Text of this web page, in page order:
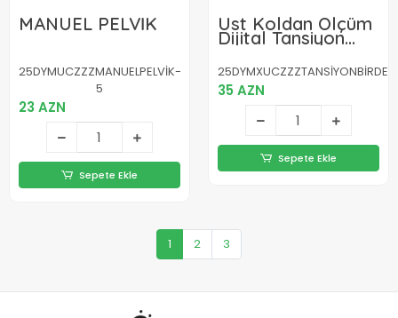
MANUEL PELVİK
25DYMUCZZZMANUELPELVİK-
5
23 AZN
Sepete Ekle
Üst Koldan Ölçüm
Dijital Tansiyon
Aleti – IHB Aritmi
Uyarılı ve Çift
Hafızalı
25DYMXUCZZZTANSİYONBİRDE
35 AZN
Sepete Ekle
1 2 3